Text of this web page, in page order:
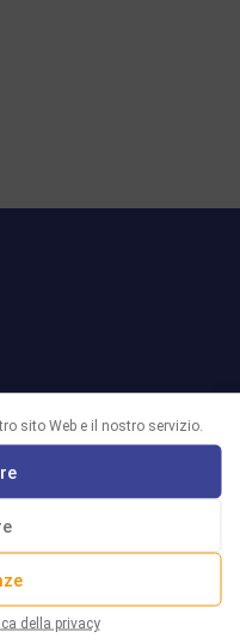
sito Web e il nostro servizio.
della privacy